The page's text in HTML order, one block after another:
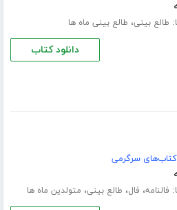
طالع بینی، طالع بینی ماه ها
دانلود کتاب
کتاب‌های سرگرمی
فالنامه، فال، طالع بینی، متولدین ماه ها